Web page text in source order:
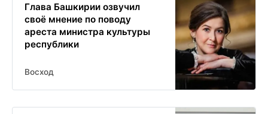
Глава Башкирии озвучил
своё мнение по поводу
ареста министра культуры
республики
Восход